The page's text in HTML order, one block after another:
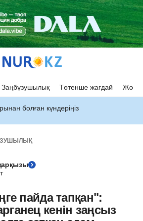
Заңбұзушылық Төтенше жағдай Жол
болған күндеріңіз
пайда тапқан":
кенін заңсыз